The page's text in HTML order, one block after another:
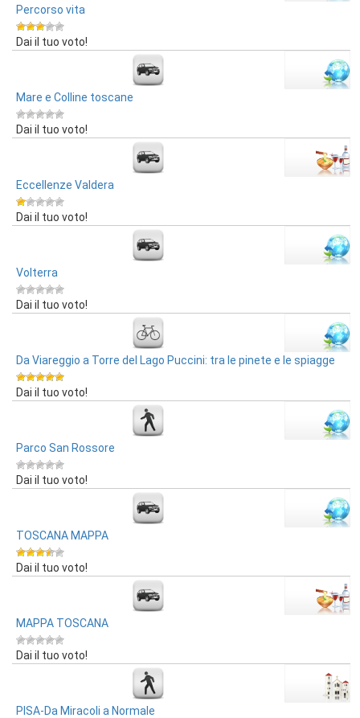
Percorso vita
Dai il tuo voto!
Mare e Colline toscane
Dai il tuo voto!
Eccellenze Valdera
Dai il tuo voto!
Volterra
Dai il tuo voto!
Da Viareggio a Torre del Lago Puccini: tra le pinete e le spiagge
Dai il tuo voto!
Parco San Rossore
Dai il tuo voto!
TOSCANA MAPPA
Dai il tuo voto!
MAPPA TOSCANA
Dai il tuo voto!
PISA-Da Miracoli a Normale